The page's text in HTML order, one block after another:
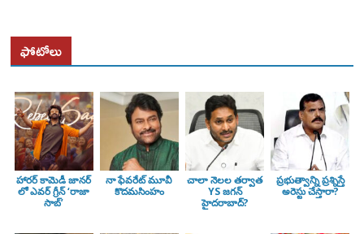
ఫోటోలు
హారర్ కామెడీ జానర్
లో ఎవర్ గ్రీన్ ‘రాజా
సాబ్’
నా ఫేవరేట్ మూవీ
కొదమసింహం
చాలా నెలల తర్వాత
YS జగన్
హైదరాబాద్?
ప్రభుత్వాన్ని ప్రశ్నిస్తే
అరెస్టు చేస్తారా?